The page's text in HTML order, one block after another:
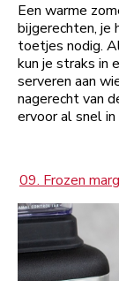
Een warme
bijgerechten, je
toetjes nodig.
kun je straks in
serveren aan
nagerecht van
ervoor al snel
09. Frozen